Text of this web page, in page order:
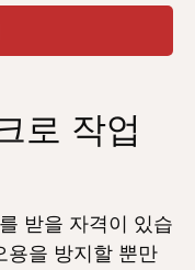
로 작업
받을 자격이 있습
용을 방지할 뿐만